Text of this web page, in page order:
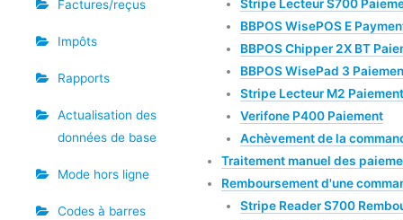
Factures/reçus
Impôts
Rapports
Actualisation des
données de base
Mode hors ligne
Codes à barres
Stripe Lecteur S700
BBPOS WisePOS E
BBPOS Chipper 2X BT
BBPOS WisePad 3
Stripe Lecteur M2 Paiement
Verifone P400 Paiement
Achèvement de la
Traitement manuel des
Remboursement d'une
Stripe Reader S700